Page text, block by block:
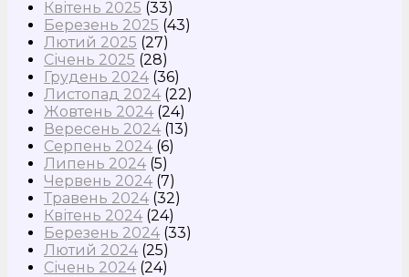
Квітень 2025 (33)
Березень 2025 (43)
Лютий 2025 (27)
Січень 2025 (28)
Грудень 2024(36)
Листопад 2024(22)
Жовтень 2024(24)
Вересень 2024(13)
Серпень 2024(6)
Липень 2024(5)
Червень 2024(7)
Травень 2024(32)
Квітень 2024(24)
Березень 2024(33)
Лютий 2024(25)
Січень 2024(24)